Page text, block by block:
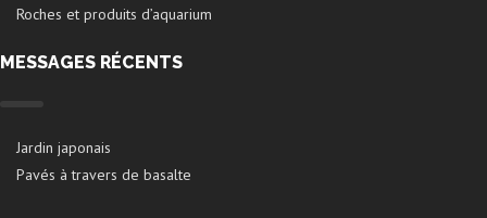
Roches et produits d’aquarium
MESSAGES RÉCENTS
Jardin japonais
Pavés à travers de basalte